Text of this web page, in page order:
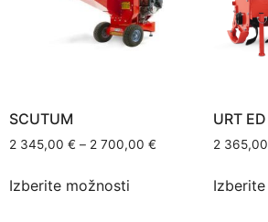
SCUTUM
2 345,00 € – 2 700,00 €
Izberite možnosti
URT ED
2 365,00